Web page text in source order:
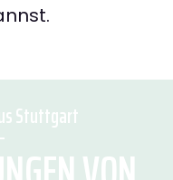
Stuttgart